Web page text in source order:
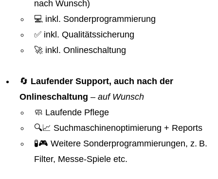
nach Wunsch)
💻 inkl. Sonderprogrammierung
✅ inkl. Qualitätssicherung
🚀 inkl. Onlineschaltung
🔄 Laufender Support, auch nach der
Onlineschaltung – auf Wunsch
🧼 Laufende Pflege
🔍📈 Suchmaschinenoptimierung + Reports
🧪🎮 Weitere Sonderprogrammierungen, z. B.
Filter, Messe-Spiele etc.